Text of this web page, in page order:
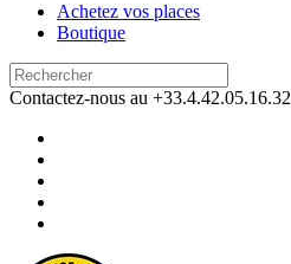
Achetez vos places
Boutique
Contactez-nous au +33.4.42.05.16.32